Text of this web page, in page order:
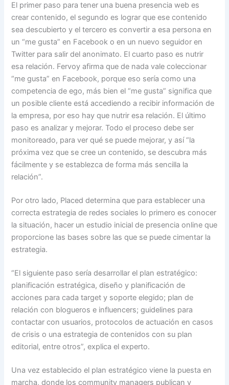
El primer paso para tener una buena presencia web es
crear contenido, el segundo es lograr que ese contenido
sea descubierto y el tercero es convertir a esa persona en
un “me gusta” en Facebook o en un nuevo seguidor en
Twitter para salir del anonimato. El cuarto paso es nutrir
esa relación. Fervoy afirma que de nada vale coleccionar
“me gusta” en Facebook, porque eso sería como una
competencia de ego, más bien el “me gusta” significa que
un posible cliente está accediendo a recibir información de
la empresa, por eso hay que nutrir esa relación. El último
paso es analizar y mejorar. Todo el proceso debe ser
monitoreado, para ver qué se puede mejorar, y así “la
próxima vez que se cree un contenido, se descubra más
fácilmente y se establezca de forma más sencilla la
relación”.
Por otro lado, Placed determina que para establecer una
correcta estrategia de redes sociales lo primero es conocer
la situación, hacer un estudio inicial de presencia online que
proporcione las bases sobre las que se puede cimentar la
estrategia.
“El siguiente paso sería desarrollar el plan estratégico:
planificación estratégica, diseño y planificación de
acciones para cada target y soporte elegido; plan de
relación con blogueros e influencers; guidelines para
contactar con usuarios, protocolos de actuación en casos
de crisis o una estrategia de contenidos con su plan
editorial, entre otros”, explica el experto.
Una vez establecido el plan estratégico viene la puesta en
marcha, donde los community managers publican y